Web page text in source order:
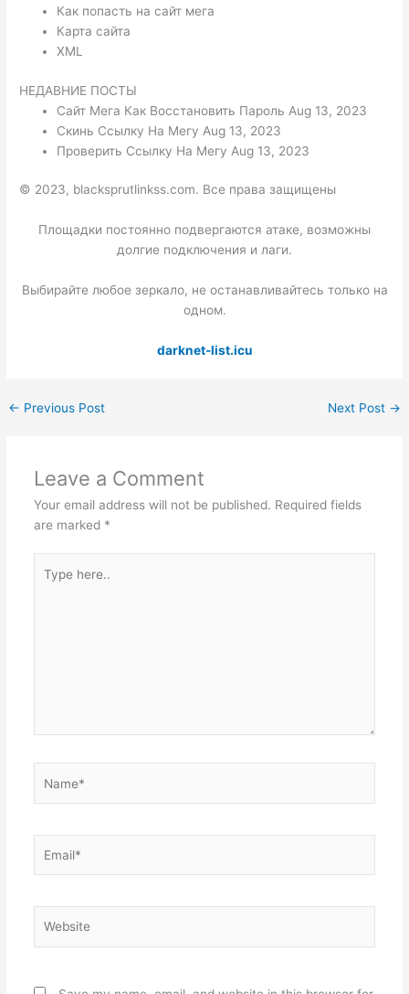
Как попасть на сайт мега
Карта сайта
XML
НЕДАВНИЕ ПОСТЫ
Сайт Мега Как Восстановить Пароль Aug 13, 2023
Скинь Ссылку На Мегу Aug 13, 2023
Проверить Ссылку На Мегу Aug 13, 2023
© 2023, blacksprutlinkss.com. Все права защищены
Площадки постоянно подвергаются атаке, возможны
долгие подключения и лаги.
Выбирайте любое зеркало, не останавливайтесь только на
одном.
darknet-list.icu
← Previous Post Next Post →
Leave a Comment
Your email address will not be published. Required fields
are marked *
here..